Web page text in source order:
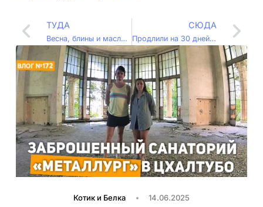
ТУДА
Весна, блины и масленичное солнце на Кипре! (Влог – 082)
СЮДА
Продлили на 30 дней! Новая глава на Северном Кипре (Влог – 084)
Котик и Белка 14.06.2025